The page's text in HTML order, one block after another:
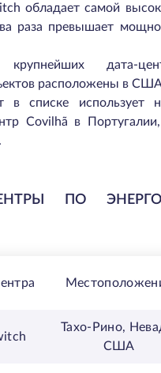
обладает самой
раза превышает
дата-
расположены в
в списке
Covilhã в
ПО
Тахо-Рино,
США